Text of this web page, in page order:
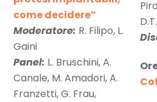
come decidere”
Moderatore: R. Filipo, L.
Gaini
Panel: L. Bruschini, A.
Canale, M. Amadori, A.
Franzetti, G. Frau,